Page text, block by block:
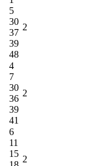
5
30
37
39
48
2
4
7
30
36
39
41
2
6
11
15
2